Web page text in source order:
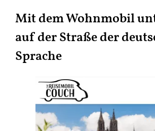
Mit dem Wohnmobil
auf der Straße der
Sprache